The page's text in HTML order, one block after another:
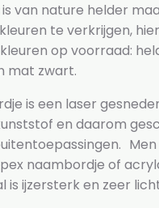
is van nature helder
te verkrijgen,
op voorraad:
mat zwart.
is een laser
en daarom
naambordje of
is ijzersterk en zeer